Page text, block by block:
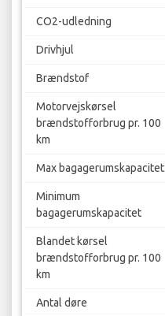
CO2-udledning
Drivhjul
Brændstof
Motorvejskørsel
brændstofforbrug pr. 100
km
Max bagagerumskapacitet
Minimum
bagagerumskapacitet
Blandet kørsel
brændstofforbrug pr. 100
km
Antal døre